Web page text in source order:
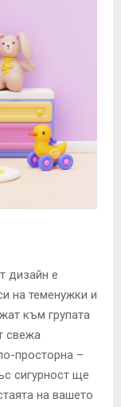
дизайн е
на теменужки и
към групата
свежа
просторна –
сигурност ще
на вашето